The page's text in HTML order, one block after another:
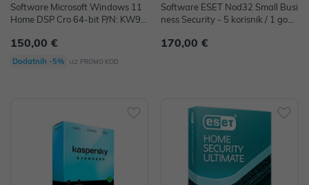
Software Microsoft Windows 11
Home DSP Cro 64-bit P/N: KW9-
150,00 €
Dodatnih -5% uz PROMO KOD
Software ESET Nod32 Small Busi
ness Security - 5 korisnik / 1 godi
170,00 €